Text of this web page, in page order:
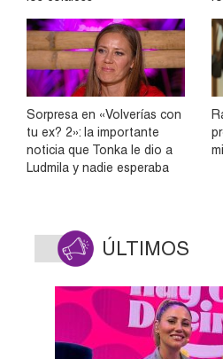
Sorpresa en «Volverías con
tu ex? 2»: la importante
noticia que Tonka le dio a
Ludmila y nadie esperaba
ÚLTIMOS